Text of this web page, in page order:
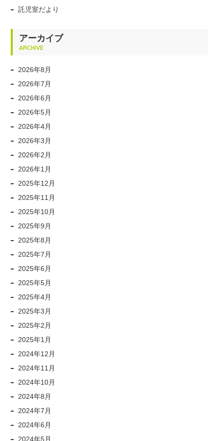
託児室だより
アーカイブ
ARCHIVE
2026年8月
2026年7月
2026年6月
2026年5月
2026年4月
2026年3月
2026年2月
2026年1月
2025年12月
2025年11月
2025年10月
2025年9月
2025年8月
2025年7月
2025年6月
2025年5月
2025年4月
2025年3月
2025年2月
2025年1月
2024年12月
2024年11月
2024年10月
2024年8月
2024年7月
2024年6月
2024年5月